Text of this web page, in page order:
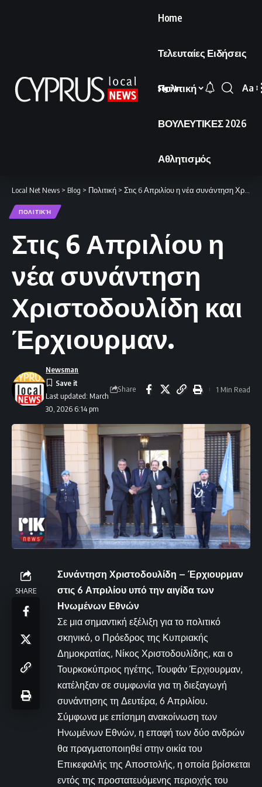
Home
Τελευταίες Ειδήσεις
Πολιτική
ΒΟΥΛΕΥΤΙΚΕΣ 2026
Αθλητισμός
Sign In
Font
Aa
Local Net News > Blog > Πολιτική > Στις 6 Απριλίου η νέα συνάντηση Χριστοδουλίδη και Έρχιουρμαν.
ΠΟΛΙΤΙΚΉ
Στις 6 Απριλίου η
νέα συνάντηση
Χριστοδουλίδη και
Έρχιουρμαν.
Last updated: March
30, 2026 6:14 pm
Newsman
Share 1 Min Read
SHARE
Συνάντηση Χριστοδουλίδη – Έρχιουρμαν
στις 6 Απριλίου υπό την αιγίδα των
Ηνωμένων Εθνών
Σε μια σημαντική εξέλιξη για το πολιτικό
σκηνικό, ο Πρόεδρος της Κυπριακής
Δημοκρατίας, Νίκος Χριστοδουλίδης, και ο
Τουρκοκύπριος ηγέτης, Τουφάν Έρχιουρμαν,
κατέληξαν σε συμφωνία για τη διεξαγωγή
συνάντησης τη Δευτέρα, 6 Απριλίου.
Σύμφωνα με επίσημη ανακοίνωση των
Ηνωμένων Εθνών, η επαφή των δύο ανδρών
θα πραγματοποιηθεί στην οικία του
Επικεφαλής της Αποστολής, η οποία βρίσκεται
εντός της προστατευόμενης περιοχής του